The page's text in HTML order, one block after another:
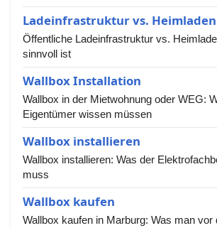
Ladeinfrastruktur vs. Heimladen
Öffentliche Ladeinfrastruktur vs.
sinnvoll ist
Wallbox Installation
Wallbox in der Mietwohnung oder WEG:
Eigentümer wissen müssen
Wallbox installieren
Wallbox installieren: Was der
muss
Wallbox kaufen
Wallbox kaufen in Marburg: Was man vor